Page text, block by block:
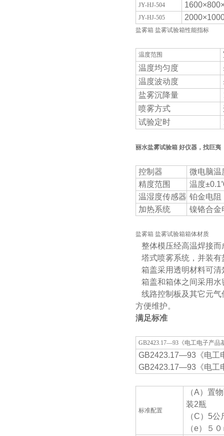
JY-HJ-504
JY-HJ-505
盐雾箱 盐雾试验箱性能指标
温度范围
温度均匀度
温度波动度
盐雾沉降量
喷雾方式
试验定时
丽水盐雾试验箱 好仪器，找巨夷
控制器
微电脑温
精度范围
温度
温湿度传感器 铂金电
加热系统
镍铬合金
盐雾箱 盐雾试验箱箱体材质
整体模压经高温焊接而
塔式喷雾系统，并装有
箱盖采用透明材料可清
箱盖和箱体之间采用水
线路控制板及其它元气
方便维护。
满足标准
GB2423.17—93《电工电子产品
GB2423.17—93《电工
GB2423.17—93《电工
标准配置
（A）置
装2瓶
（C）5
（e）５